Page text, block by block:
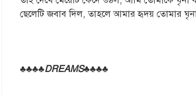
ছেলেটি জবাব দিল, তাহলে আমার হৃদয় তোমার
♣♣♣♣DREAMS♣♣♣♣